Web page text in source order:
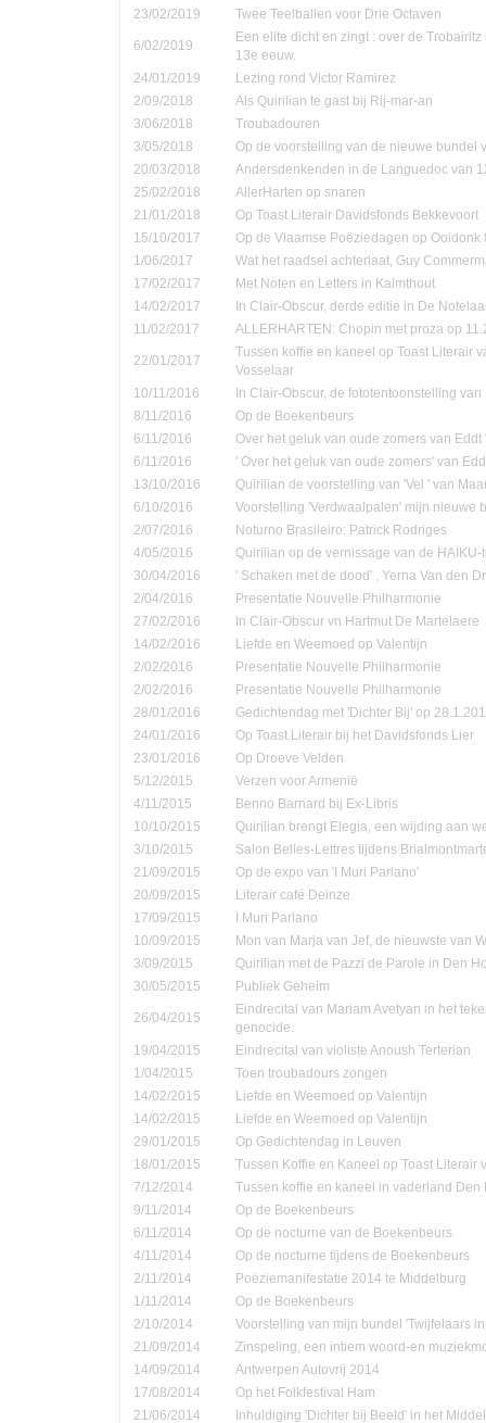
23/02/2019
Twee Teelballen voor Drie Octaven
6/02/2019
Een elite dicht en zingt : over de
13e eeuw.
24/01/2019
Lezing rond Victor Ramirez
2/09/2018
Als Quirilian te gast bij Rij-mar-an
3/06/2018
Troubadouren
3/05/2018
Op de voorstelling van de nieuwe bundel
20/03/2018
Andersdenkenden in de Languedoc van
25/02/2018
AllerHarten op snaren
21/01/2018
Op Toast Literair Davidsfonds Bekkevoort
15/10/2017
Op de Vlaamse Poëziedagen op
1/06/2017
Wat het raadsel achterlaat, Guy
17/02/2017
Met Noten en Letters in Kalmthout
14/02/2017
In Clair-Obscur, derde editie in De
11/02/2017
ALLERHARTEN: Chopin met proza op
22/01/2017
Tussen koffie en kaneel op Toast Literair
Vosselaar
10/11/2016
In Clair-Obscur, de fototentoonstelling
8/11/2016
Op de Boekenbeurs
6/11/2016
Over het geluk van oude zomers van Eddt
6/11/2016
' Over het geluk van oude zomers' van
13/10/2016
Quirilian de voorstelling van 'Vel ' van
6/10/2016
Voorstelling 'Verdwaalpalen' mijn nieuwe
2/07/2016
Noturno Brasileiro: Patrick Rodriges
4/05/2016
Quirilian op de vernissage van de
30/04/2016
' Schaken met de dood' , Yerna Van den
2/04/2016
Presentatie Nouvelle Philharmonie
27/02/2016
In Clair-Obscur vn Hartmut De Martelaere
14/02/2016
Liefde en Weemoed op Valentijn
2/02/2016
Presentatie Nouvelle Philharmonie
2/02/2016
Presentatie Nouvelle Philharmonie
28/01/2016
Gedichtendag met 'Dichter Bij' op
24/01/2016
Op Toast Literair bij het Davidsfonds Lier
23/01/2016
Op Droeve Velden
5/12/2015
Verzen voor Armenië
4/11/2015
Benno Barnard bij Ex-Libris
10/10/2015
Quirilian brengt Elegia, een wijding aan
3/10/2015
Salon Belles-Lettres tijdens
21/09/2015
Op de expo van 'I Muri Parlano'
20/09/2015
Literair café Deinze
17/09/2015
I Muri Parlano
10/09/2015
Mon van Marja van Jef, de nieuwste van
3/09/2015
Quirilian met de Pazzi de Parole in Den
30/05/2015
Publiek Geheim
26/04/2015
Eindrecital van Mariam Avetyan in het
genocide.
19/04/2015
Eindrecital van violiste Anoush Terterian
1/04/2015
Toen troubadours zongen
14/02/2015
Liefde en Weemoed op Valentijn
14/02/2015
Liefde en Weemoed op Valentijn
29/01/2015
Op Gedichtendag in Leuven
18/01/2015
Tussen Koffie en Kaneel op Toast Literair
7/12/2014
Tussen koffie en kaneel in vaderland Den
9/11/2014
Op de Boekenbeurs
6/11/2014
Op de nocturne van de Boekenbeurs
4/11/2014
Op de nocturne tijdens de Boekenbeurs
2/11/2014
Poëziemanifestatie 2014 te Middelburg
1/11/2014
Op de Boekenbeurs
2/10/2014
Voorstelling van mijn bundel 'Twijfelaars
21/09/2014
Zinspeling, een intiem woord-en
14/09/2014
Antwerpen Autovrij 2014
17/08/2014
Op het Folkfestival Ham
21/06/2014
Inhuldiging 'Dichter bij Beeld' in het